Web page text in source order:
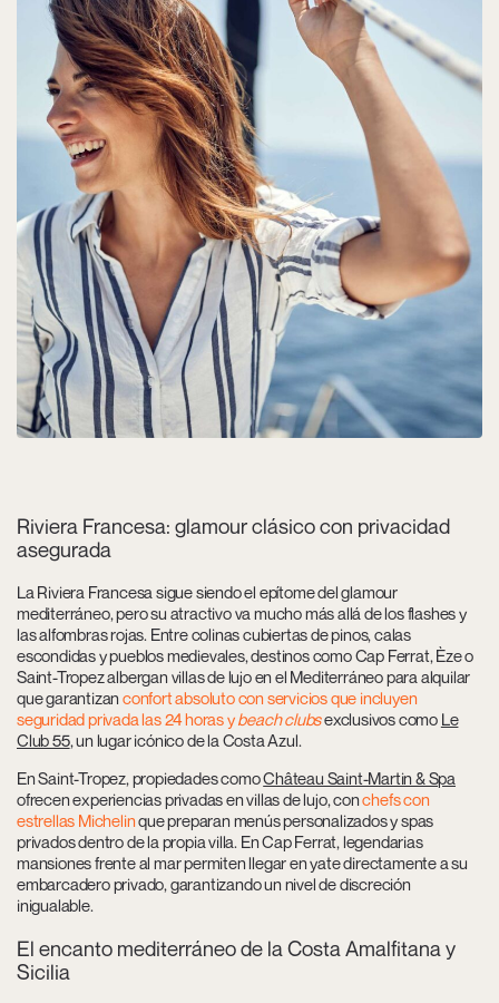
Riviera Francesa: glamour clásico con privacidad
asegurada
La Riviera Francesa sigue siendo el epítome del glamour
mediterráneo, pero su atractivo va mucho más allá de los flashes y
las alfombras rojas. Entre colinas cubiertas de pinos, calas
escondidas y pueblos medievales, destinos como Cap Ferrat, Èze o
Saint-Tropez albergan villas de lujo en el Mediterráneo para alquilar
que garantizanconfort absoluto con servicios que incluyen
seguridad privada las 24 horas ybeach clubsexclusivos como Le
Club 55, un lugar icónico de la Costa Azul.
En Saint-Tropez, propiedades comoChâteau Saint-Martin & Spa
ofrecen experiencias privadas en villas de lujo, conchefs con
estrellas Michelinque preparan menús personalizados y spas
privados dentro de la propia villa. En Cap Ferrat, legendarias
mansiones frente al mar permiten llegar en yate directamente a su
embarcadero privado, garantizando un nivel de discreción
inigualable.
El encanto mediterráneo de la Costa Amalfitana y
Sicilia